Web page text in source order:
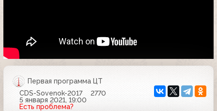
Первая программа ЦТ
CDS-Sovenok-2017
2770
5 января 2021, 19:00
Есть проблема?